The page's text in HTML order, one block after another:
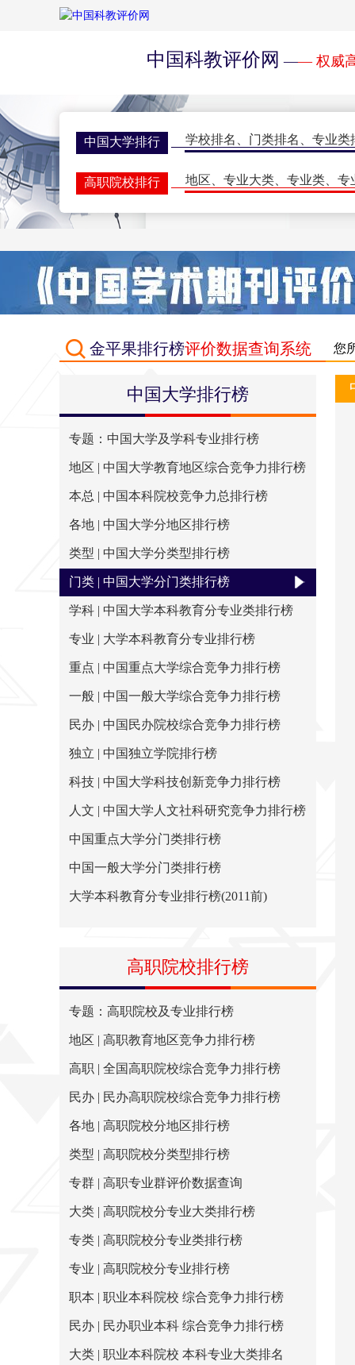
中国科教评价网 —— 权威
中国大学排行 学校排名 门类排名 专业类
高职院校排行 地区 专业大类 专业类 专
研究生排行榜
世界大学排名 一流大学 、
学术期刊评价 期刊排名、 核心期刊、评价动
学术会议 双一流会议、双高会议 期
排行简介 评价指标 大
金平果排行榜评价数据查询系统 您
中国大学排行榜
专题：中国大学及学科专业排行榜
地区 | 中国大学教育地区综合竞争力排行榜
本总 | 中国本科院校竞争力总排行榜
各地 | 中国大学分地区排行榜
类型 | 中国大学分类型排行榜
门类 | 中国大学分门类排行榜
学科 | 中国大学本科教育分专业类排行榜
专业 | 大学本科教育分专业排行榜
重点 | 中国重点大学综合竞争力排行榜
一般 | 中国一般大学综合竞争力排行榜
民办 | 中国民办院校综合竞争力排行榜
独立 | 中国独立学院排行榜
科技 | 中国大学科技创新竞争力排行榜
人文 | 中国大学人文社科研究竞争力排行榜
中国重点大学分门类排行榜
中国一般大学分门类排行榜
大学本科教育分专业排行榜(2011前)
高职院校排行榜
专题：高职院校及专业排行榜
地区 | 高职教育地区竞争力排行榜
高职 | 全国高职院校综合竞争力排行榜
民办 | 民办高职院校综合竞争力排行榜
各地 | 高职院校分地区排行榜
类型 | 高职院校分类型排行榜
专群 | 高职专业群评价数据查询
大类 | 高职院校分专业大类排行榜
专类 | 高职院校分专业类排行榜
专业 | 高职院校分专业排行榜
职本 | 职业本科院校 综合竞争力排行榜
民办 | 民办职业本科 综合竞争力排行榜
大类 | 职业本科院校 本科专业大类排名